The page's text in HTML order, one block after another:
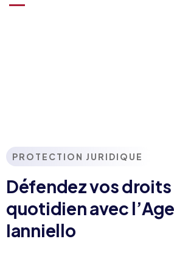
PROTECTION JURIDIQUE
Défendez vos droits
quotidien avec
Ianniello